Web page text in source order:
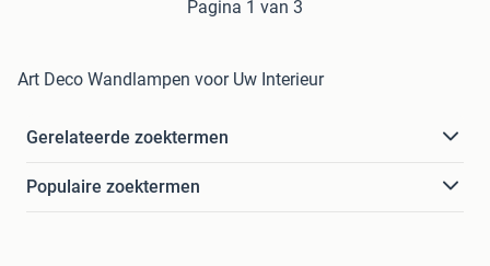
Pagina 1 van 3
Art Deco Wandlampen voor Uw Interieur
Gerelateerde zoektermen
Populaire zoektermen